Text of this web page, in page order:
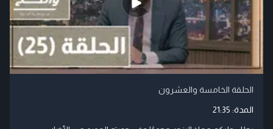
الحلقة الخامسة والعشرون
المدة: 21:35